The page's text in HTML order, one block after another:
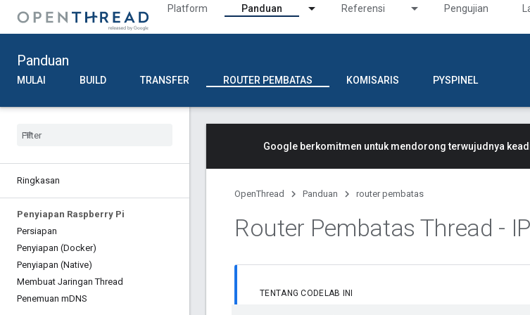
Platform Panduan Referensi Pengujian
Panduan
MULAI BUILD TRANSFER ROUTER PEMBATAS KOMISARIS PYSPINEL
Ringkasan
Penyiapan Raspberry Pi
Persiapan
Penyiapan (Docker)
Penyiapan (Native)
Membuat Jaringan Thread
Penemuan mDNS
Google berkomitmen untuk mendorong terwujudnya
OpenThread Panduan router pembatas
Router Pembatas Thread -
TENTANG CODELAB INI